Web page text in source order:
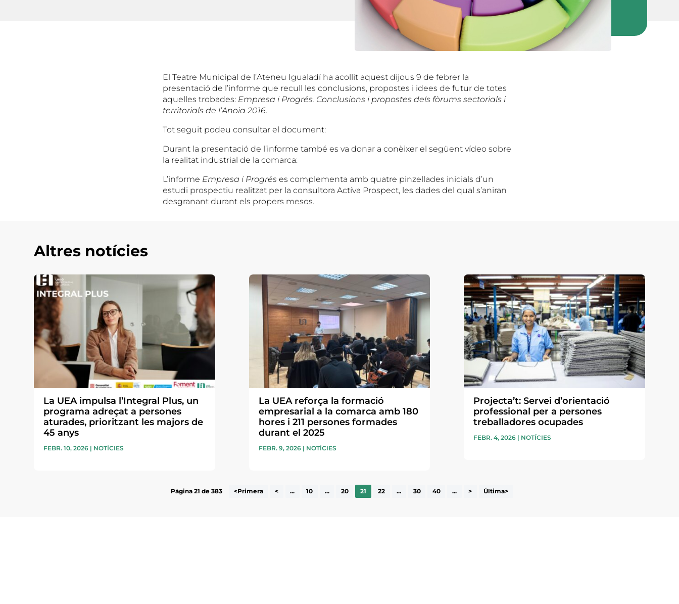
El Teatre Municipal de l’Ateneu Igualadí ha acollit aquest dijous 9 de febrer la
presentació de l’informe que recull les conclusions, propostes i idees de futur de totes
aquelles trobades: Empresa i Progrés. Conclusions i propostes dels fòrums sectorials i
territorials de l’Anoia 2016.
Tot seguit podeu consultar el document:
Durant la presentació de l’informe també es va donar a conèixer el següent vídeo sobre
la realitat industrial de la comarca:
L’informe Empresa i Progrés es complementa amb quatre pinzellades inicials d’un
estudi prospectiu realitzat per la consultora Actíva Prospect, les dades del qual s’aniran
desgranant durant els propers mesos.
Altres notícies
La UEA impulsa l’Integral Plus, un
programa adreçat a persones
aturades, prioritzant les majors de
45 anys
FEBR. 10, 2026 | NOTÍCIES
La UEA reforça la formació
empresarial a la comarca amb 180
hores i 211 persones formades
durant el 2025
FEBR. 9, 2026| NOTÍCIES
Projecta’t: Servei d’orientació
professional per a persones
treballadores ocupades
FEBR. 4, 2026| NOTÍCIES
Pàgina 21 de 383 <Primera < ... 10 ... 20 21 22 ... 30 40 ... > Última>